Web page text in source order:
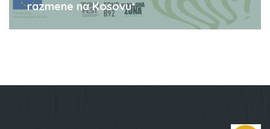
razmene na Kosovu*